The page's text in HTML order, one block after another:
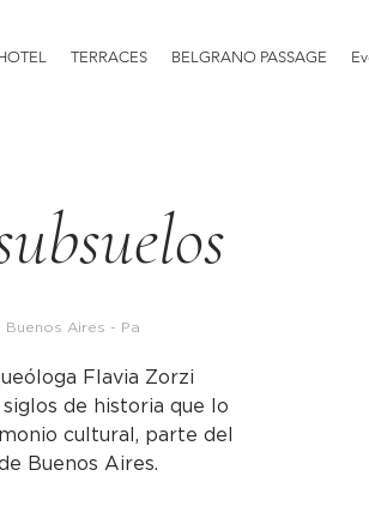
TERRACES BELGRANO PASSAGE
Aires - Pa
Flavia Zorzi
de historia que lo
cultural, parte del
Buenos Aires.